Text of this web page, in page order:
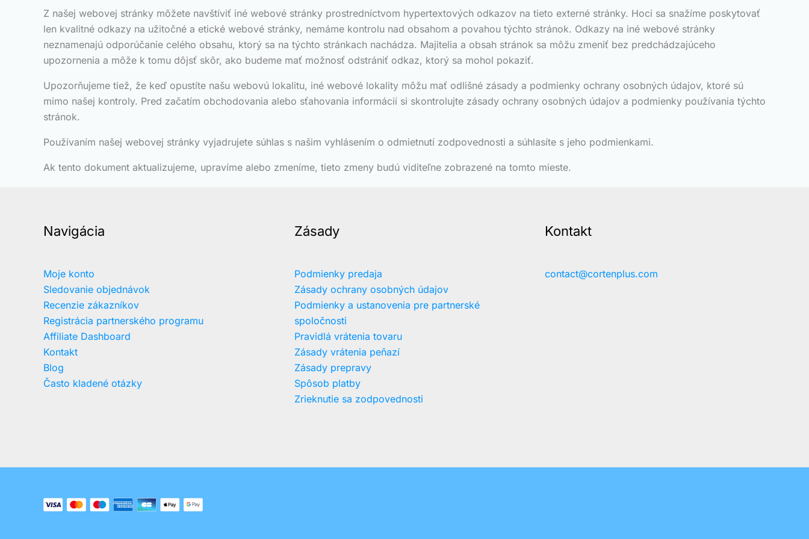
Z našej webovej stránky môžete navštíviť iné webové stránky prostredníctvom hypertextových odkazov na tieto externé stránky. Hoci sa snažíme poskytovať
len kvalitné odkazy na užitočné a etické webové stránky, nemáme kontrolu nad obsahom a povahou týchto stránok. Odkazy na iné webové stránky
neznamenajú odporúčanie celého obsahu, ktorý sa na týchto stránkach nachádza. Majitelia a obsah stránok sa môžu zmeniť bez predchádzajúceho
upozornenia a môže k tomu dôjsť skôr, ako budeme mať možnosť odstrániť odkaz, ktorý sa mohol pokaziť.
Upozorňujeme tiež, že keď opustíte našu webovú lokalitu, iné webové lokality môžu mať odlišné zásady a podmienky ochrany osobných údajov, ktoré sú
mimo našej kontroly. Pred začatím obchodovania alebo sťahovania informácií si skontrolujte zásady ochrany osobných údajov a podmienky používania týchto
stránok.
Používaním našej webovej stránky vyjadrujete súhlas s našim vyhlásením o odmietnutí zodpovednosti a súhlasíte s jeho podmienkami.
Ak tento dokument aktualizujeme, upravíme alebo zmeníme, tieto zmeny budú viditeľne zobrazené na tomto mieste.
Navigácia
Moje konto
Sledovanie objednávok
Recenzie zákazníkov
Registrácia partnerského programu
Affiliate Dashboard
Kontakt
Blog
Často kladené otázky
Zásady
Podmienky predaja
Zásady ochrany osobných údajov
Podmienky a ustanovenia pre partnerské
spoločnosti
Pravidlá vrátenia tovaru
Zásady vrátenia peňazí
Zásady prepravy
Spôsob platby
Zrieknutie sa zodpovednosti
Kontakt
contact@cortenplus.com